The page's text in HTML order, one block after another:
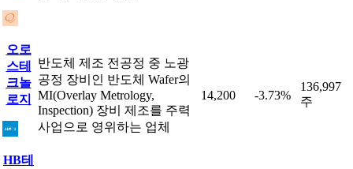
오로
스테
크놀
로지
반도체 제조 전공정 중 노광
공정 장비인 반도체 Wafer의
MI(Overlay Metrology,
Inspection) 장비 제조를 주력
사업으로 영위하는 업체
14,200 -3.73%
136,997
주
HB테